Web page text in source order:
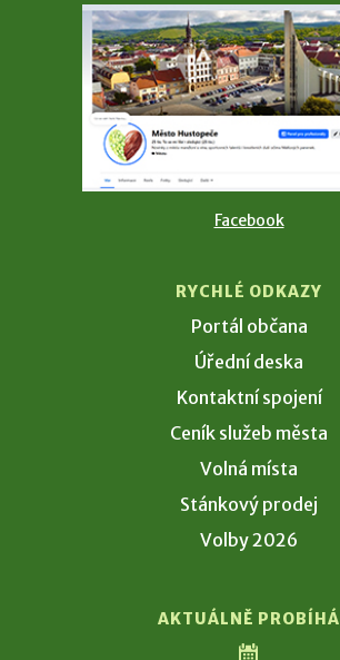
Facebook
RYCHLÉ ODKAZY
Portál občana
Úřední deska
Kontaktní spojení
Ceník služeb města
Volná místa
Stánkový prodej
Volby 2026
AKTUÁLNĚ PROBÍHÁ